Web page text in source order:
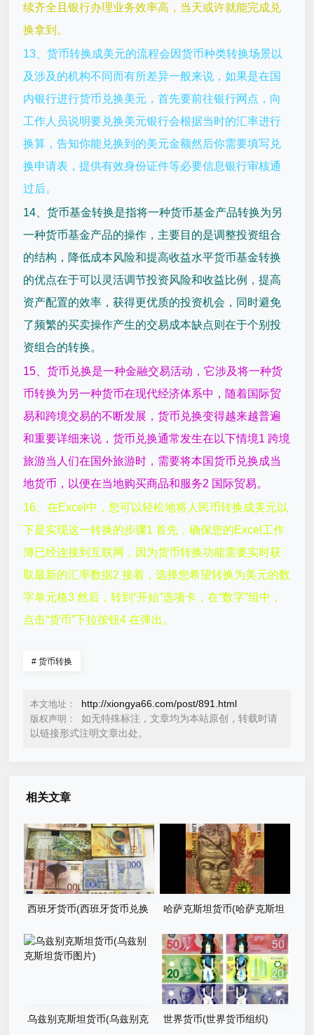
续齐全且银行办理业务效率高，当天或许就能完成兑
换拿到。
13、货币转换成美元的流程会因货币种类转换场景以
及涉及的机构不同而有所差异一般来说，如果是在国
内银行进行货币兑换美元，首先要前往银行网点，向
工作人员说明要兑换美元银行会根据当时的汇率进行
换算，告知你能兑换到的美元金额然后你需要填写兑
换申请表，提供有效身份证件等必要信息银行审核通
过后。
14、货币基金转换是指将一种货币基金产品转换为另
一种货币基金产品的操作，主要目的是调整投资组合
的结构，降低成本风险和提高收益水平货币基金转换
的优点在于可以灵活调节投资风险和收益比例，提高
资产配置的效率，获得更优质的投资机会，同时避免
了频繁的买卖操作产生的交易成本缺点则在于个别投
资组合的转换。
15、货币兑换是一种金融交易活动，它涉及将一种货
币转换为另一种货币在现代经济体系中，随着国际贸
易和跨境交易的不断发展，货币兑换变得越来越普遍
和重要详细来说，货币兑换通常发生在以下情境1 跨境
旅游当人们在国外旅游时，需要将本国货币兑换成当
地货币，以便在当地购买商品和服务2 国际贸易。
16、在Excel中，您可以轻松地将人民币转换成美元以
下是实现这一转换的步骤1 首先，确保您的Excel工作
簿已经连接到互联网，因为货币转换功能需要实时获
取最新的汇率数据2 接着，选择您希望转换为美元的数
字单元格3 然后，转到“开始”选项卡，在“数字”组中，
点击“货币”下拉按钮4 在弹出。
# 货币转换
本文地址： http://xiongya66.com/post/891.html
版权声明：
如无特殊标注，文章均为本站原创，转载时请
以链接形式注明文章出处。
相关文章
西班牙货币(西班牙货币兑换
哈萨克斯坦货币(哈萨克斯坦
乌兹别克斯坦货币(乌兹别克
世界货币(世界货币组织)